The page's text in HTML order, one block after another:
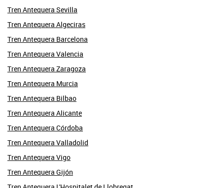
Tren Antequera Sevilla
Tren Antequera Algeciras
Tren Antequera Barcelona
Tren Antequera Valencia
Tren Antequera Zaragoza
Tren Antequera Murcia
Tren Antequera Bilbao
Tren Antequera Alicante
Tren Antequera Córdoba
Tren Antequera Valladolid
Tren Antequera Vigo
Tren Antequera Gijón